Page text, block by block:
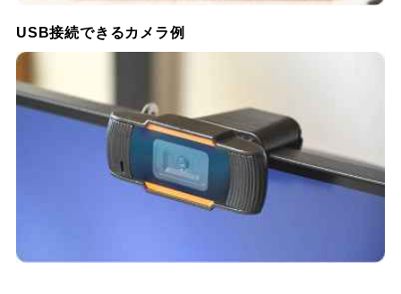
USB接続できるカメラ例